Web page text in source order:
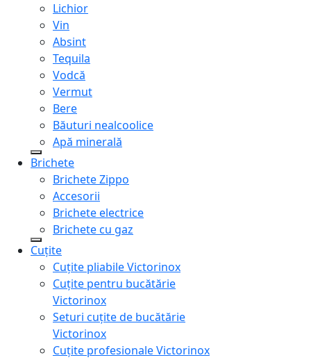
Lichior
Vin
Absint
Tequila
Vodcă
Vermut
Bere
Băuturi nealcoolice
Apă minerală
Brichete
Brichete Zippo
Accesorii
Brichete electrice
Brichete cu gaz
Cuțite
Cuțite pliabile Victorinox
Cuțite pentru bucătărie
Victorinox
Seturi cuțite de bucătărie
Victorinox
Cuțite profesionale Victorinox